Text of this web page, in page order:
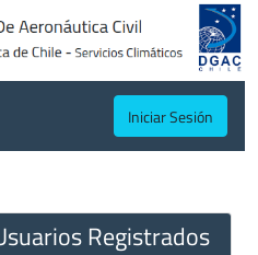
Iniciar Sesión
Registrados